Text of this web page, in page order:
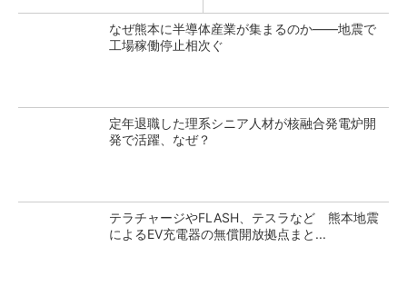
なぜ熊本に半導体産業が集まるのか――地震で
工場稼働停止相次ぐ
定年退職した理系シニア人材が核融合発電炉開
発で活躍、なぜ？
テラチャージやFLASH、テスラなど 熊本地震
によるEV充電器の無償開放拠点まと...